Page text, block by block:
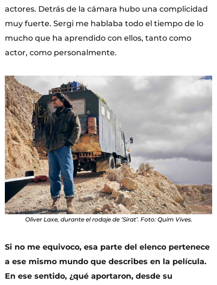
actores. Detrás de la cámara hubo una complicidad
muy fuerte. Sergi me hablaba todo el tiempo de lo
mucho que ha aprendido con ellos, tanto como
actor, como personalmente.
Oliver Laxe, durante el rodaje de ‘Sirat’. Foto: Quim Vives.
Si no me equivoco, esa parte del elenco pertenece
a ese mismo mundo que describes en la película.
En ese sentido, ¿qué aportaron, desde su